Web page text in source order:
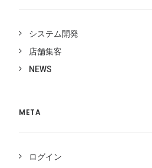
システム開発
店舗集客
NEWS
META
ログイン